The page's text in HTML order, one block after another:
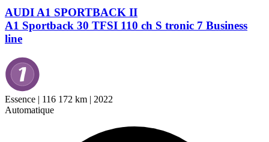
AUDI A1 SPORTBACK II
A1 Sportback 30 TFSI 110 ch S tronic 7 Business
line
Essence | 116 172 km | 2022
Automatique